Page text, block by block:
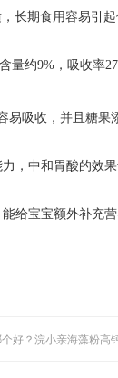
长期食用容易引起
量约9%，吸收率
易吸收，并且 糖果
，中和胃酸的效
能给宝宝额外补充营
好？浣小亲海藻粉高